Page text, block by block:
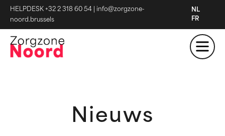
HELPDESK +32 2 318 60 54
info@zorgzone-
noord.brussels
NL
FR
Nieuws